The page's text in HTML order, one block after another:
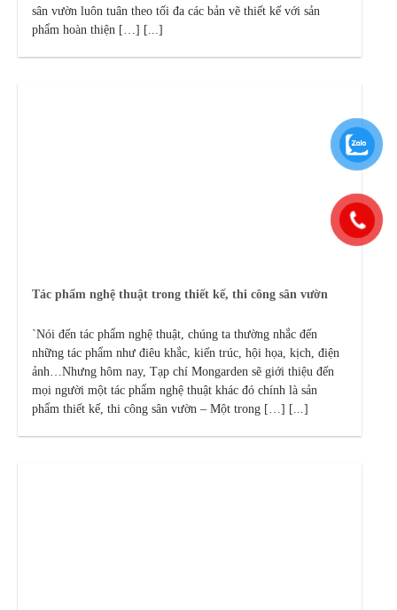
sân vườn luôn tuân theo tối đa các bản vẽ thiết kế với sản
phẩm hoàn thiện […] [...]
Tác phẩm nghệ thuật trong thiết kế, thi công sân vườn
`Nói đến tác phẩm nghệ thuật, chúng ta thường nhắc đến
những tác phẩm như điêu khắc, kiến trúc, hội họa, kịch, điện
ảnh…Nhưng hôm nay, Tạp chí Mongarden sẽ giới thiệu đến
mọi người một tác phẩm nghệ thuật khác đó chính là sản
phẩm thiết kế, thi công sân vườn – Một trong […] [...]